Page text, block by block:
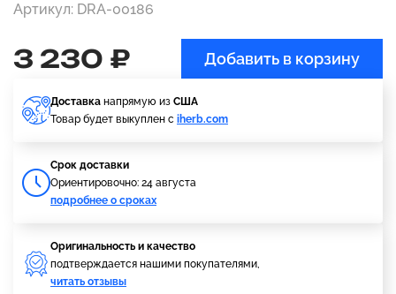
Артикул: DRA-00186
3 230 ₽ Добавить в корзину
Доставка напрямую из США
Товар будет выкуплен с iherb.com
Cрок доставки
Ориентировочно: 24 августа
подробнее о сроках
Оригинальность и качество
подтверждается нашими покупателями,
читать отзывы